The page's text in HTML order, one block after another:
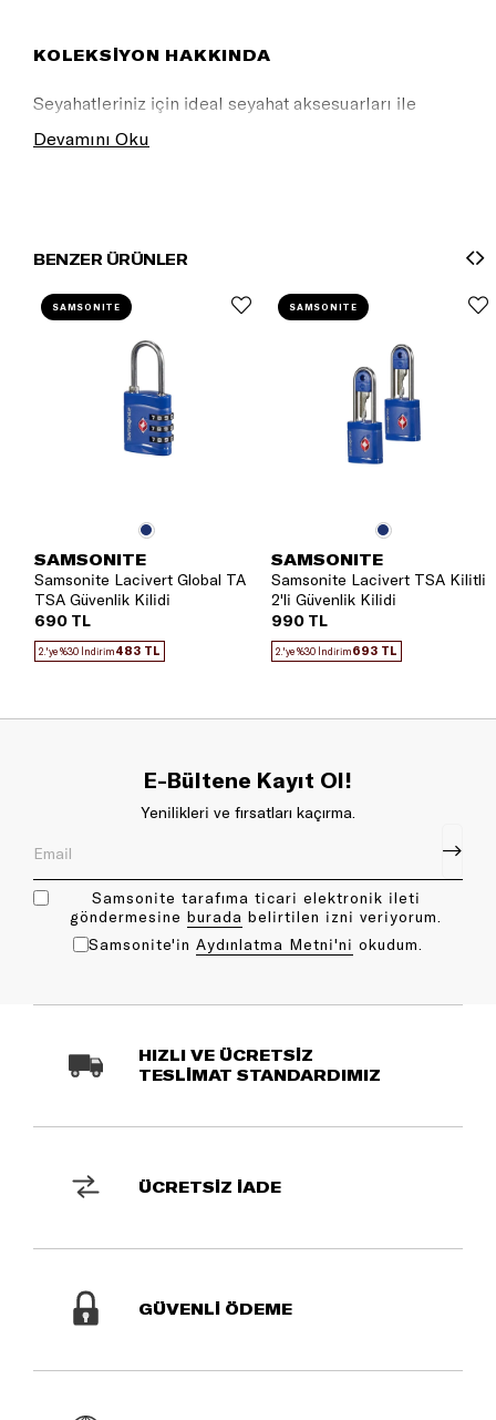
KOLEKSİYON HAKKINDA
Seyahatleriniz için ideal seyahat aksesuarları ile
tarzınızı yansıtın.
Devamını Oku
BENZER ÜRÜNLER
SAMSONITE
Samsonite Lacivert Global TA
TSA Güvenlik Kilidi
690 TL
2.'ye %30 İndirim483 TL
SAMSONITE
SAMSONITE
Samsonite Lacivert TSA Kilitli
2'li Güvenlik Kilidi
990 TL
2.'ye %30 İndirim693 TL
SAMSONITE
E-Bültene Kayıt Ol!
Yenilikleri ve fırsatları kaçırma.
Samsonite tarafıma ticari elektronik ileti
göndermesine bu rada belirtilen izni veriyorum.
Samsonite'in Aydınlatma Metni'ni okudum.
HIZLI VE ÜCRETSİZ
TESLİMAT STANDARDIMIZ
ÜCRETSİZ İADE
GÜVENLİ ÖDEME